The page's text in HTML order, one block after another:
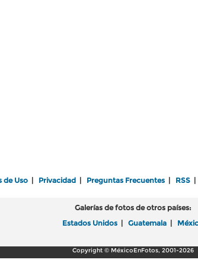
de Uso Privacidad Preguntas Frecuentes RSS
Galerías de fotos de otros países:
Estados Unidos
Guatemala
Copyright © MéxicoEnFotos, 2001-2026